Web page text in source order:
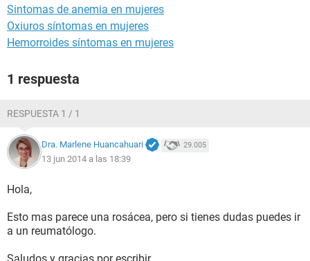
médico porque temo que sea lo que pienso.
Sintomas de anemia en mujeres
Oxiuros síntomas en mujeres
Hemorroides síntomas en mujeres
1 respuesta
RESPUESTA 1 / 1
Dra. Marlene Huancahuari 29.005
13 jun 2014 a las 18:39
Hola,
Esto mas parece una rosácea, pero si tienes dudas puedes ir
a un reumatólogo.